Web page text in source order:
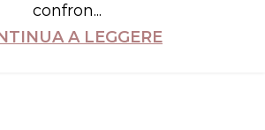
confron...
A LEGGERE